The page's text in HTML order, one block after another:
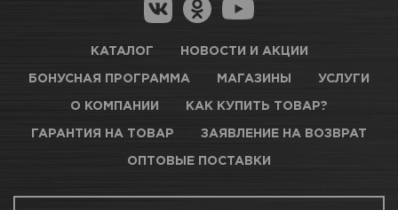
КАРТА ПРОЕЗДА И КОНТАКТЫ
Новосибирск, Богдана Хмельницкого, 1/1
Оптовые поставки
КАТАЛОГ НОВОСТИ И АКЦИИ
БОНУСНАЯ ПРОГРАММА МАГАЗИНЫ УСЛУГИ
О КОМПАНИИ КАК КУПИТЬ ТОВАР?
ГАРАНТИЯ НА ТОВАР ЗАЯВЛЕНИЕ НА ВОЗВРАТ
ОПТОВЫЕ ПОСТАВКИ